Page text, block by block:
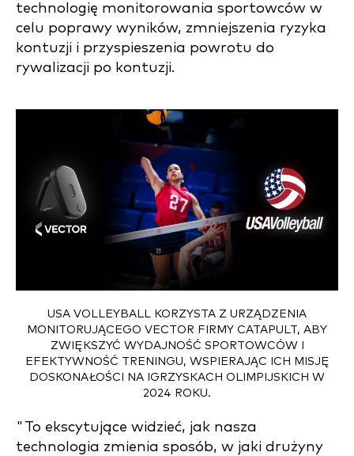
technologię monitorowania sportowców w
celu poprawy wyników, zmniejszenia ryzyka
kontuzji i przyspieszenia powrotu do
rywalizacji po kontuzji.
USA VOLLEYBALL KORZYSTA Z URZĄDZENIA
MONITORUJĄCEGO VECTOR FIRMY CATAPULT, ABY
ZWIĘKSZYĆ WYDAJNOŚĆ SPORTOWCÓW I
EFEKTYWNOŚĆ TRENINGU, WSPIERAJĄC ICH MISJĘ
DOSKONAŁOŚCI NA IGRZYSKACH OLIMPIJSKICH W
2024 ROKU.
"To ekscytujące widzieć, jak nasza
technologia zmienia sposób, w jaki drużyny